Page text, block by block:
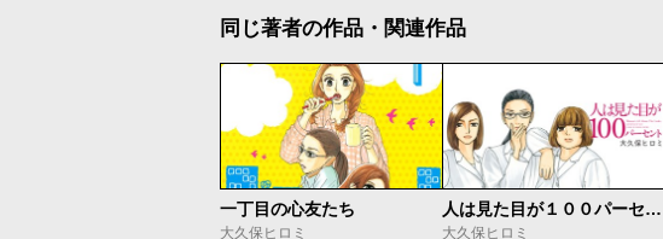
同じ著者の作品・関連作品
一丁目の心友たち
大久保ヒロミ
人は見た目が１００パーセント
大久保ヒロミ